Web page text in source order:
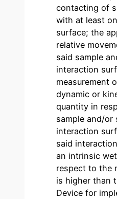
contacting of
with at least
surface; the
relative
said sample
interaction
measurement
dynamic or
quantity in
sample and/or
interaction
said
an intrinsic
respect to the
is higher than
Device for